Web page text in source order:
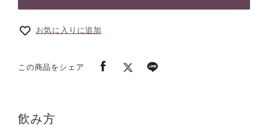
お気に入りに追加
この商品をシェア
飲み方